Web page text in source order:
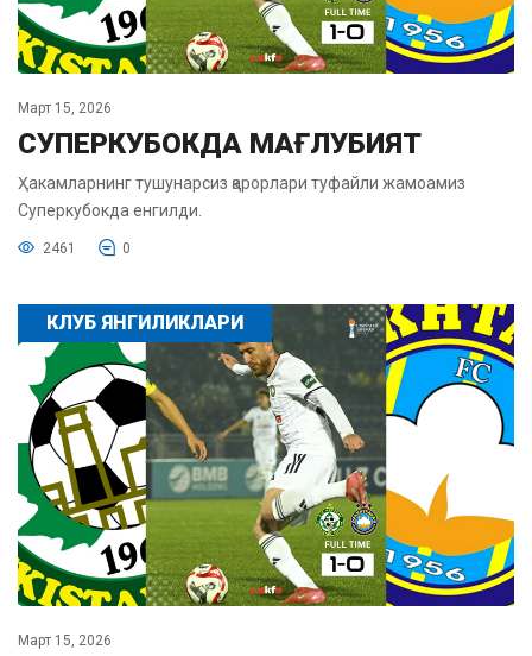
Март 15, 2026
СУПЕРКУБОКДА МАҒЛУБИЯТ
Ҳакамларнинг тушунарсиз қарорлари туфайли жамоамиз
Суперкубокда енгилди.
2461 0
КЛУБ ЯНГИЛИКЛАРИ
Март 15, 2026